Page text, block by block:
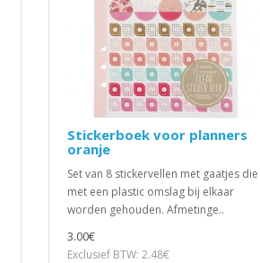
Stickerboek voor planners
oranje
Set van 8 stickervellen met gaatjes die
met een plastic omslag bij elkaar
worden gehouden. Afmetinge..
3.00€
Exclusief BTW: 2.48€